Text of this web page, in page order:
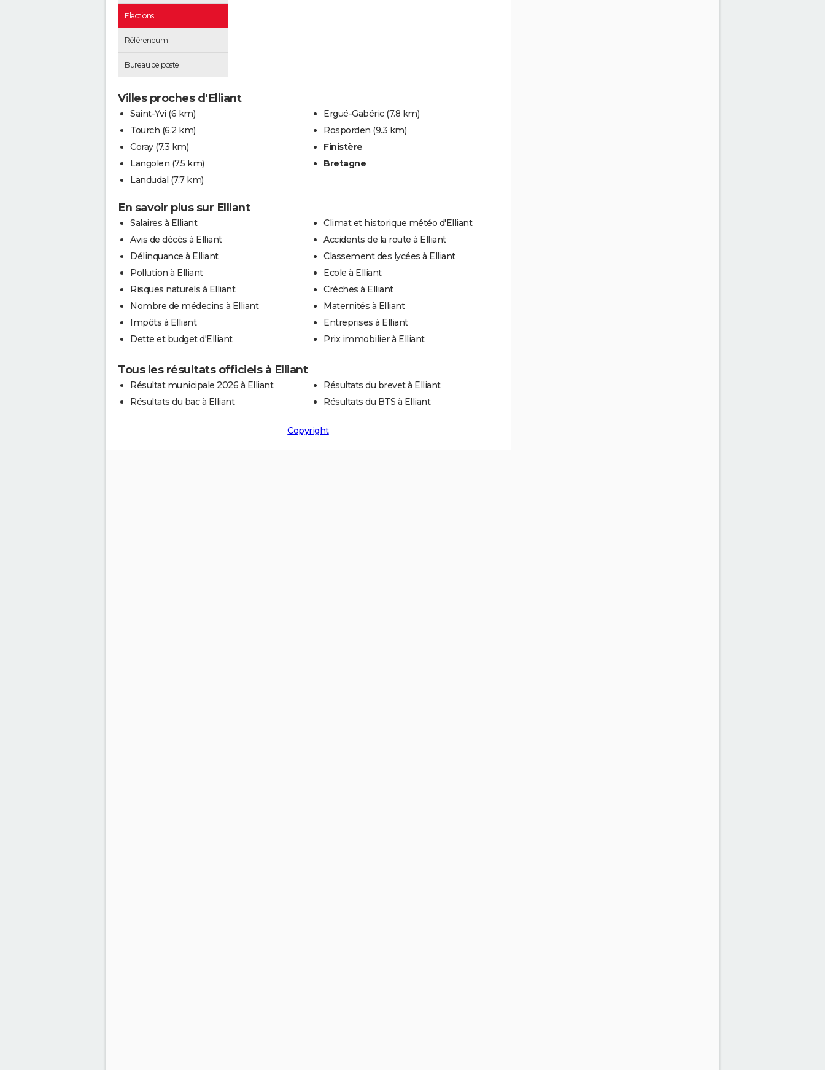
Elections
Référendum
Bureau de poste
Villes proches d'Elliant
Saint-Yvi (6 km)
Tourch (6.2 km)
Coray (7.3 km)
Langolen (7.5 km)
Landudal (7.7 km)
Ergué-Gabéric (7.8 km)
Rosporden (9.3 km)
Finistère
Bretagne
En savoir plus sur Elliant
Salaires à Elliant
Avis de décès à Elliant
Délinquance à Elliant
Pollution à Elliant
Risques naturels à Elliant
Nombre de médecins à Elliant
Impôts à Elliant
Dette et budget d'Elliant
Climat et historique météo d'Elliant
Accidents de la route à Elliant
Classement des lycées à Elliant
Ecole à Elliant
Crèches à Elliant
Maternités à Elliant
Entreprises à Elliant
Prix immobilier à Elliant
Tous les résultats officiels à Elliant
Résultat municipale 2026 à Elliant
Résultats du bac à Elliant
Résultats du brevet à Elliant
Résultats du BTS à Elliant
Copyright